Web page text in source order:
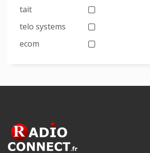
tait
telo systems
ecom